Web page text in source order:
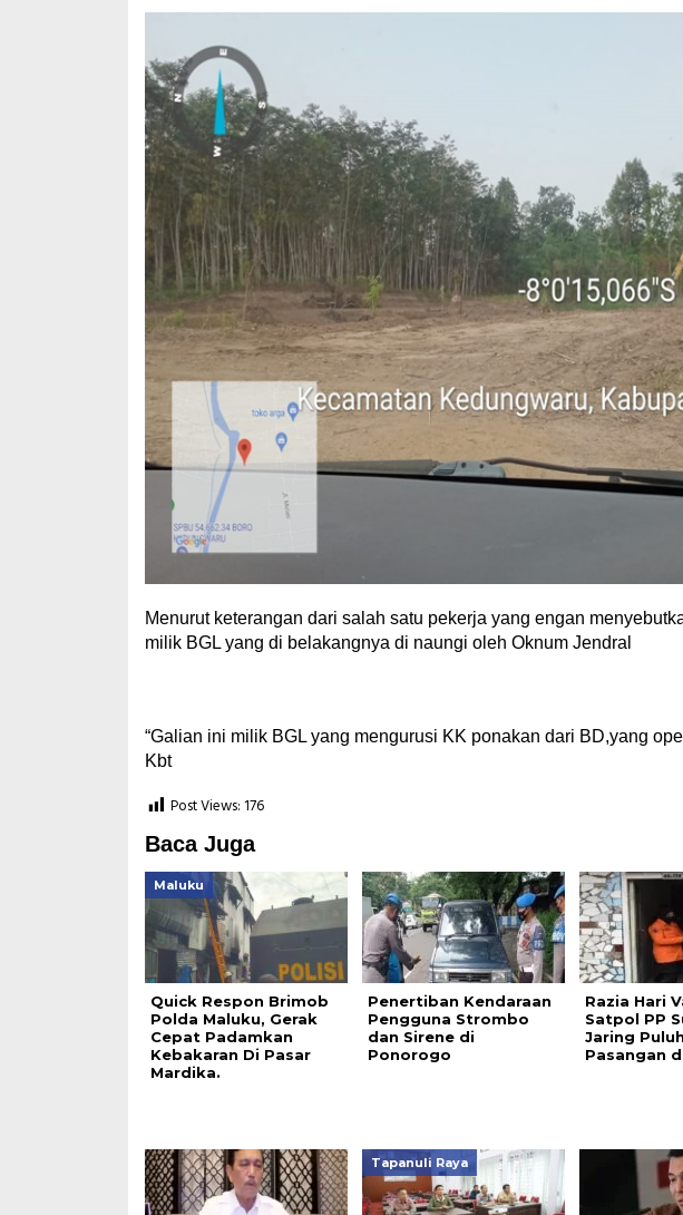
Menurut keterangan dari salah satu pekerja yang engan
milik BGL yang di belakangnya di naungi oleh Oknum Jendral
“Galian ini milik BGL yang mengurusi KK ponakan dari BD,yang
Kbt
Post Views: 176
Baca Juga
Maluku
Quick Respon Brimob
Polda Maluku, Gerak
Cepat Padamkan
Kebakaran Di Pasar
Mardika.
Penertiban Kendaraan
Pengguna Strombo
dan Sirene di
Ponorogo
Razia Hari
Satpol PP
Jaring
Pasangan
Tapanuli Raya